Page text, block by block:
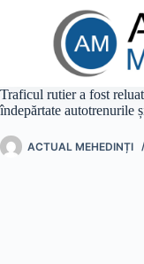
Traficul rutier a fost
îndepărtate autotrenurile
ACTUAL MEHEDINȚI